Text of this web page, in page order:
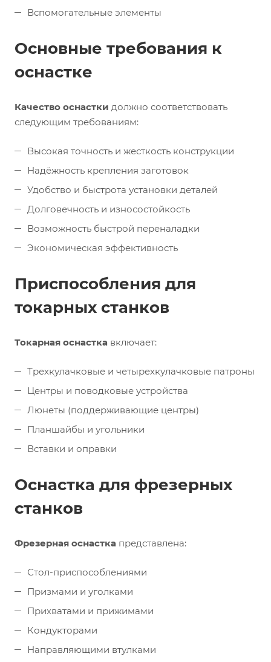
Вспомогательные элементы
Основные требования к
оснастке
Качество оснастки должно соответствовать
следующим требованиям:
Высокая точность и жесткость конструкции
Надёжность крепления заготовок
Удобство и быстрота установки деталей
Долговечность и износостойкость
Возможность быстрой переналадки
Экономическая эффективность
Приспособления для
токарных станков
Токарная оснастка включает:
Трехкулачковые и четырехкулачковые патроны
Центры и поводковые устройства
Люнеты (поддерживающие центры)
Планшайбы и угольники
Вставки и оправки
Оснастка для фрезерных
станков
Фрезерная оснастка представлена:
Стол-приспособлениями
Призмами и уголками
Прихватами и прижимами
Кондукторами
Направляющими втулками